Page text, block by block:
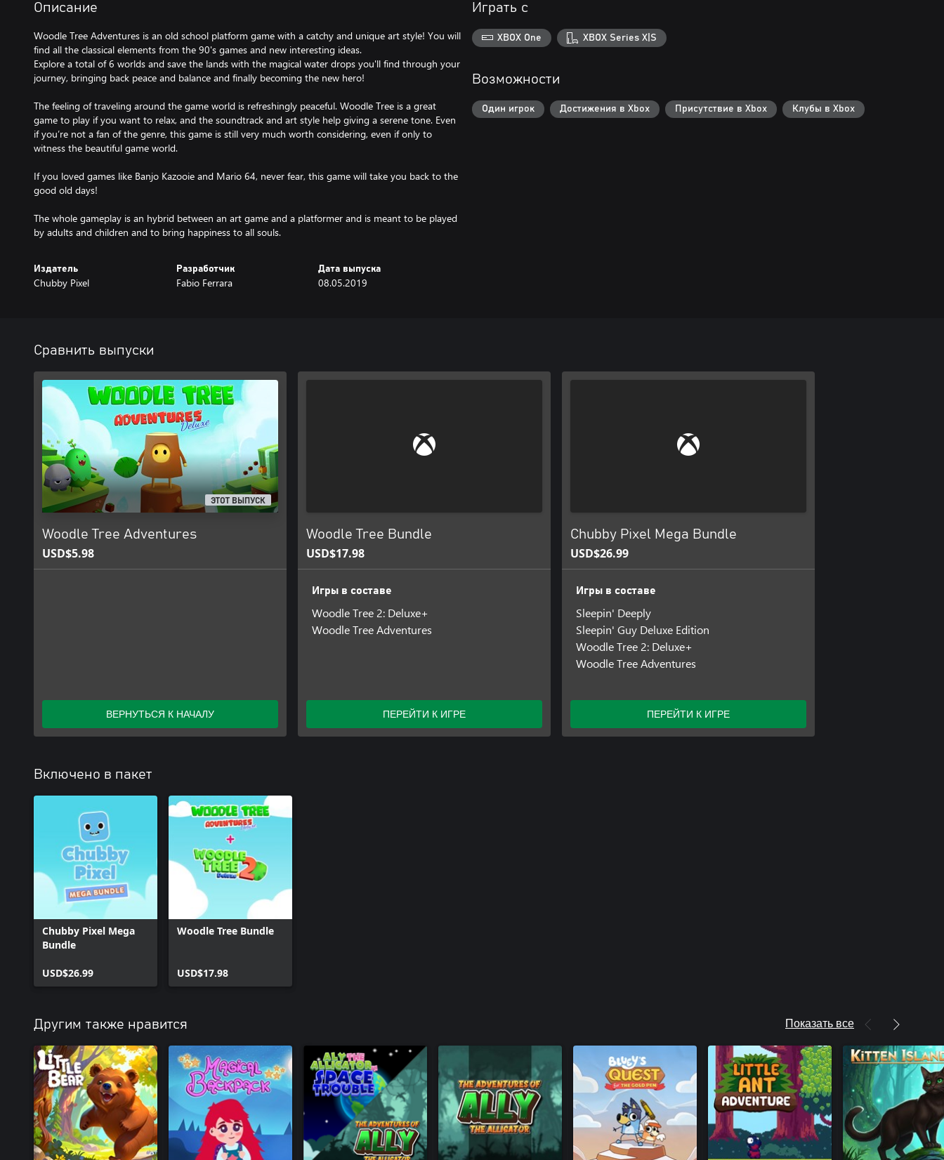
Описание
Woodle Tree Adventures is an old school platform game with a catchy and unique art style! You will
find all the classical elements from the 90's games and new interesting ideas.
Explore a total of 6 worlds and save the lands with the magical water drops you'll find through your
journey, bringing back peace and balance and finally becoming the new hero!
The feeling of traveling around the game world is refreshingly peaceful. Woodle Tree is a great
game to play if you want to relax, and the soundtrack and art style help giving a serene tone. Even
if you’re not a fan of the genre, this game is still very much worth considering, even if only to
witness the beautiful game world.
If you loved games like Banjo Kazooie and Mario 64, never fear, this game will take you back to the
good old days!
The whole gameplay is an hybrid between an art game and a platformer and is meant to be played
by adults and children and to bring happiness to all souls.
Издатель
Chubby Pixel
Разработчик
Fabio Ferrara
Дата выпуска
08.05.2019
Играть с
XBOX One XBOX Series X|S
Возможности
Один игрок Достижения в Xbox Присутствие в Xbox Клубы в Xbox
Сравнить выпуски
ЭТОТ ВЫПУСК
Woodle Tree Adventures
USD$5.98
ВЕРНУТЬСЯ К НАЧАЛУ
Woodle Tree Bundle
USD$17.98
Игры в составе
Woodle Tree 2: Deluxe+
Woodle Tree Adventures
ПЕРЕЙТИ К ИГРЕ
Chubby Pixel Mega Bundle
USD$26.99
Игры в составе
Sleepin' Deeply
Sleepin' Guy Deluxe Edition
Woodle Tree 2: Deluxe+
Woodle Tree Adventures
ПЕРЕЙТИ К ИГРЕ
Включено в пакет
Chubby Pixel Mega
Bundle
USD$26.99
Woodle Tree Bundle
USD$17.98
Другим также нравится Показать все